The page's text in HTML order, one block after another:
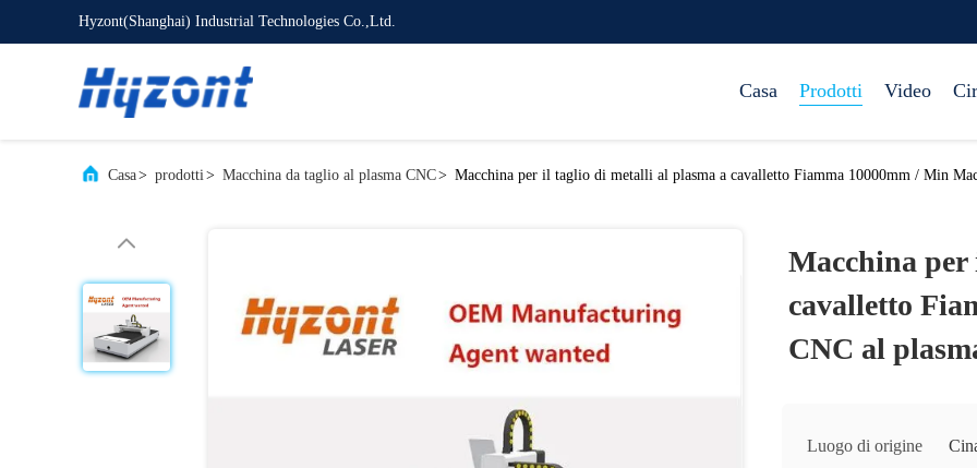
Hyzont(Shanghai) Industrial Technologies Co.,Ltd.
Casa Prodotti Video
Casa> prodotti> Macchina da taglio al plasma CNC> Macchina per il taglio di metalli al plasma a cavalletto Fiamma 10000mm / Min
Macchina
cavalletto
CNC al
Luogo di origine